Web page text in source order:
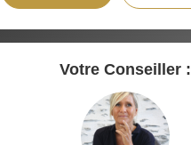
Votre Conseiller :